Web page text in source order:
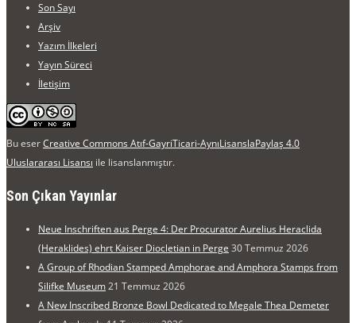
Son Sayı
Arşiv
Yazım İlkeleri
Yayın Süreci
İletişim
Bu eserCreative Commons Atıf-GayriTicari-AynıLisanslaPaylaş 4.0
Uluslararası Lisansı ile lisanslanmıştır.
Son Çıkan Yayınlar
Neue Inschriften aus Perge 4: Der Procurator Aurelius Heraclida
(Heraklides) ehrt Kaiser Diocletian in Perge 30 Temmuz 2026
A Group of Rhodian Stamped Amphorae and Amphora Stamps from
Silifke Museum21 Temmuz 2026
A New Inscribed Bronze Bowl Dedicated to Megale Thea Demeter